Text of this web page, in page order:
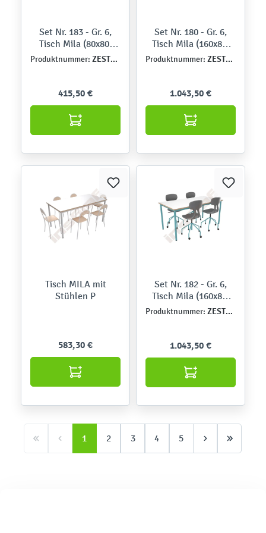
Set Nr. 183 - Gr. 6,
Tisch Mila (80x80,
Ahorn E) mit Stühlen
Produktnummer: ZEST6116
415,50 €
Set Nr. 180 - Gr. 6,
Tisch Mila (160x80)
mit Stühlen Piano,
Produktnummer: ZEST6113
1.043,50 €
Tisch MILA mit
Stühlen P
583,30 €
Set Nr. 182 - Gr. 6,
Tisch Mila (160x80)
mit Stühlen Piano,
Produktnummer: ZEST6115
1.043,50 €
1 2 3 4 5